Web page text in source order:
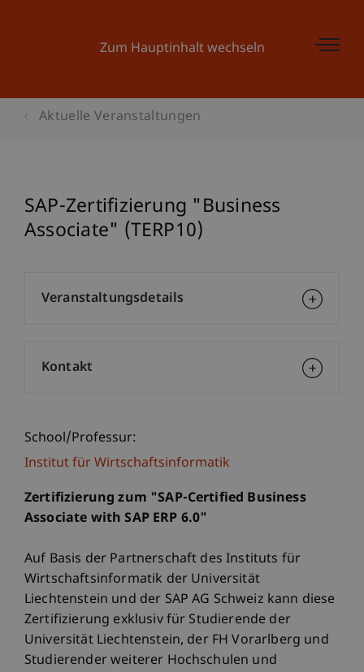
Zum Hauptinhalt wechseln
Aktuelle Veranstaltungen
SAP-Zertifizierung "Business
Associate" (TERP10)
School/Professur:
Institut für Wirtschaftsinformatik
Zertifizierung zum "SAP-Certified Business
Associate with SAP ERP 6.0"
Auf Basis der Partnerschaft des Instituts für
Wirtschaftsinformatik der Universität
Liechtenstein und der SAP AG Schweiz kann diese
Zertifizierung exklusiv für Studierende der
Universität Liechtenstein, der FH Vorarlberg und
Studierender weiterer Hochschulen und
Veranstaltungsdetails
Kontakt